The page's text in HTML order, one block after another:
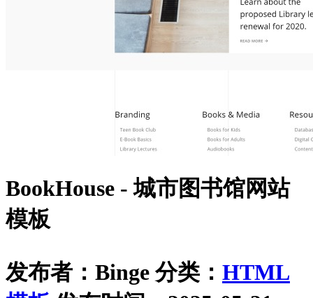
BookHouse - 城市图书馆网站
模板
发布者：Binge 分类： HTML